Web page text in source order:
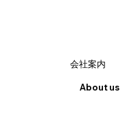
会社案内
About us